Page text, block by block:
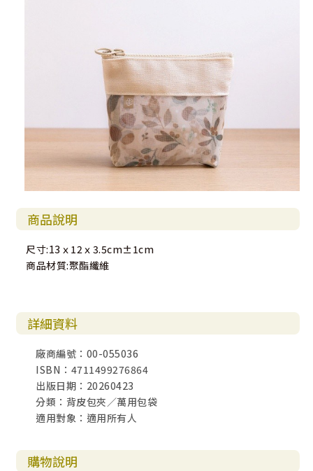
商品說明
尺寸:13ｘ12ｘ3.5cm±1cm
商品材質:聚酯纖維
詳細資料
廠商編號：00-055036
ISBN：4711499276864
出版日期：20260423
分類：背皮包夾／萬用包袋
適用對象：適用所有人
購物說明